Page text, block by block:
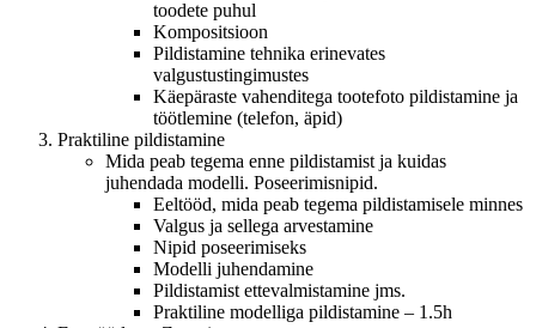
toodete puhul
Kompositsioon
Pildistamine tehnika erinevates
valgustustingimustes
Käepäraste vahenditega tootefoto pildistamine ja
töötlemine (telefon, äpid)
Praktiline pildistamine
Mida peab tegema enne pildistamist ja kuidas
juhendada modelli. Poseerimisnipid.
Eeltööd, mida peab tegema pildistamisele minnes
Valgus ja sellega arvestamine
Nipid poseerimiseks
Modelli juhendamine
Pildistamist ettevalmistamine jms.
Praktiline modelliga pildistamine – 1.5h